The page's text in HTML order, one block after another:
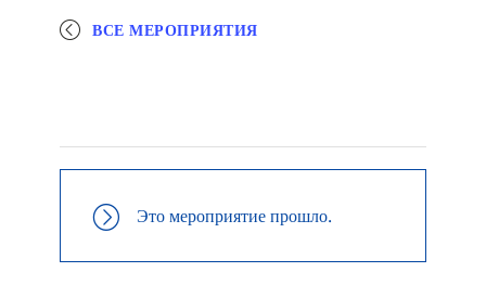
ВСЕ МЕРОПРИЯТИЯ
Это мероприятие прошло.